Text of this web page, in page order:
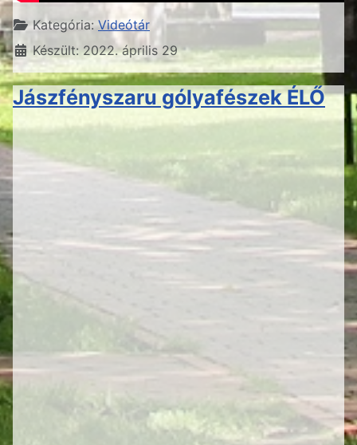
Részletek
Kategória:Videótár
Készült: 2022. április 29
Jászfényszaru gólyafészek ÉLŐ